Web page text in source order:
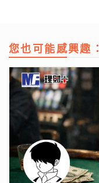
您也可能感興趣：